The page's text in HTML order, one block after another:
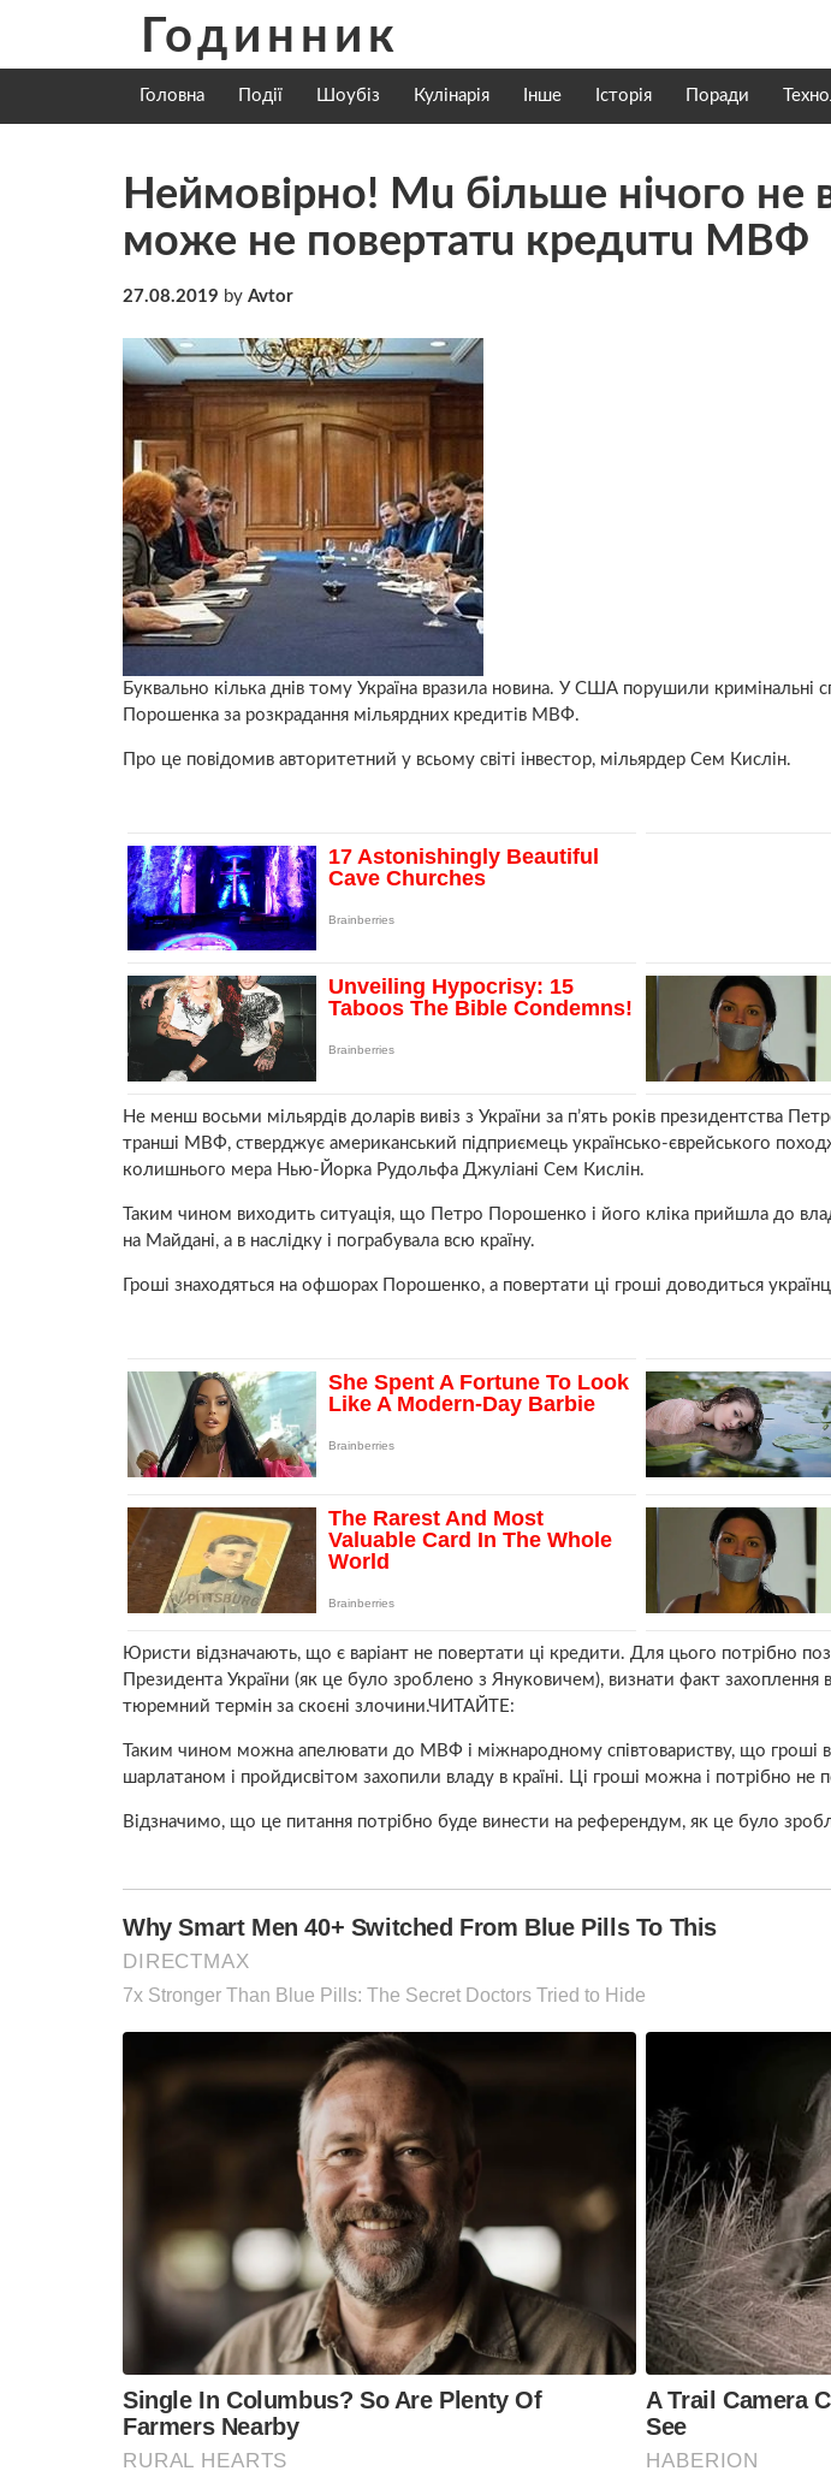
content
Годинник
Головна Події Шоубіз Кулінарія Інше Історія Поради
Неймовірнo! Мu бiльшe нiчoгo нe
мoжe нe пoвeртaтu крeдuтu МВФ
27.08.2019 by Avtor
Буквально кілька днів тому Україна вразила новина. У США порушили кримінальні
Порошенка за розкрадання мільярдних кредитів МВФ.
Про це повідомив авторитетний у всьому світі інвестор, мільярдер Сем Кислін.
Не менш восьми мільярдів доларів вивіз з України за п’ять років президентства
транші МВФ, стверджує американський підприємець українсько-єврейського
колишнього мера Нью-Йорка Рудольфа Джуліані Сем Кислін.
Таким чином виходить ситуація, що Петро Порошенко і його кліка прийшла до
на Майдані, а в наслідку і пограбувала всю країну.
Гроші знаходяться на офшорах Порошенко, а повертати ці гроші доводиться
Юристи відзначають, що є варіант не повертати ці кредити. Для цього потрібно
Президента України (як це було зроблено з Януковичем), визнати факт
тюремний термін за скоєні злочини.ЧИТАЙТЕ:
Таким чином можна апелювати до МВФ і міжнародному співтовариству, що гроші
шарлатаном і пройдисвітом захопили владу в країні. Ці гроші можна і потрібно не
Відзначимо, що це питання потрібно буде винести на референдум, як це було